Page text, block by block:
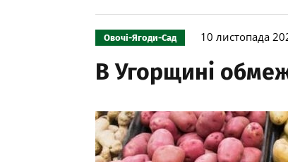
Овочі-Ягоди-Сад 10 листопада
В Угорщині